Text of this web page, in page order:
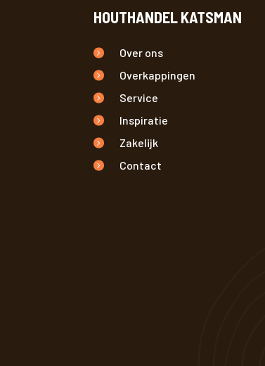
HOUTHANDEL KATSMAN
Over ons
Overkappingen
Service
Inspiratie
Zakelijk
Contact